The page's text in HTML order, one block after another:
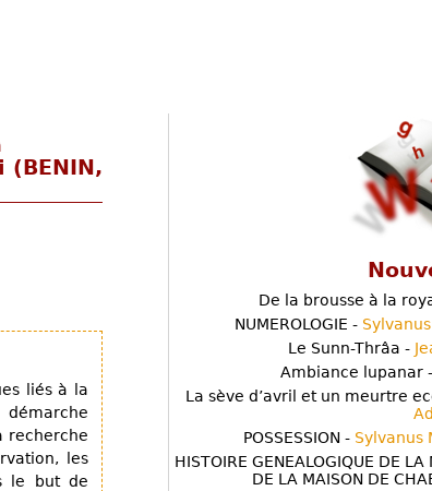
liés à la
recherche
les
le but de
De la brousse à la
NUMEROLOGIE - Sylvanus
Le Sunn-Thrâa -
Ambiance lupanar -
La sève d’avril et un meurtre
POSSESSION - Sylvanus
HISTOIRE GENEALOGIQUE DE
DE LA MAISON DE